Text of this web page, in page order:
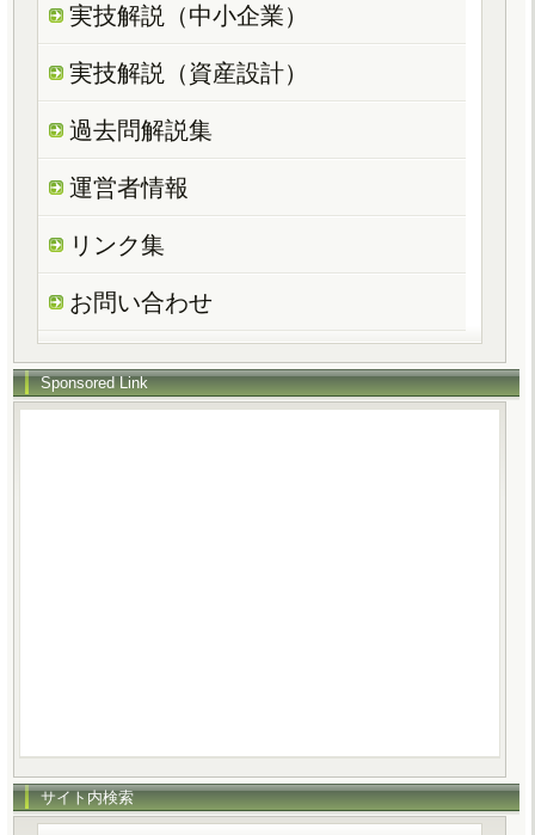
実技解説（中小企業）
実技解説（資産設計）
過去問解説集
運営者情報
リンク集
お問い合わせ
Sponsored Link
サイト内検索